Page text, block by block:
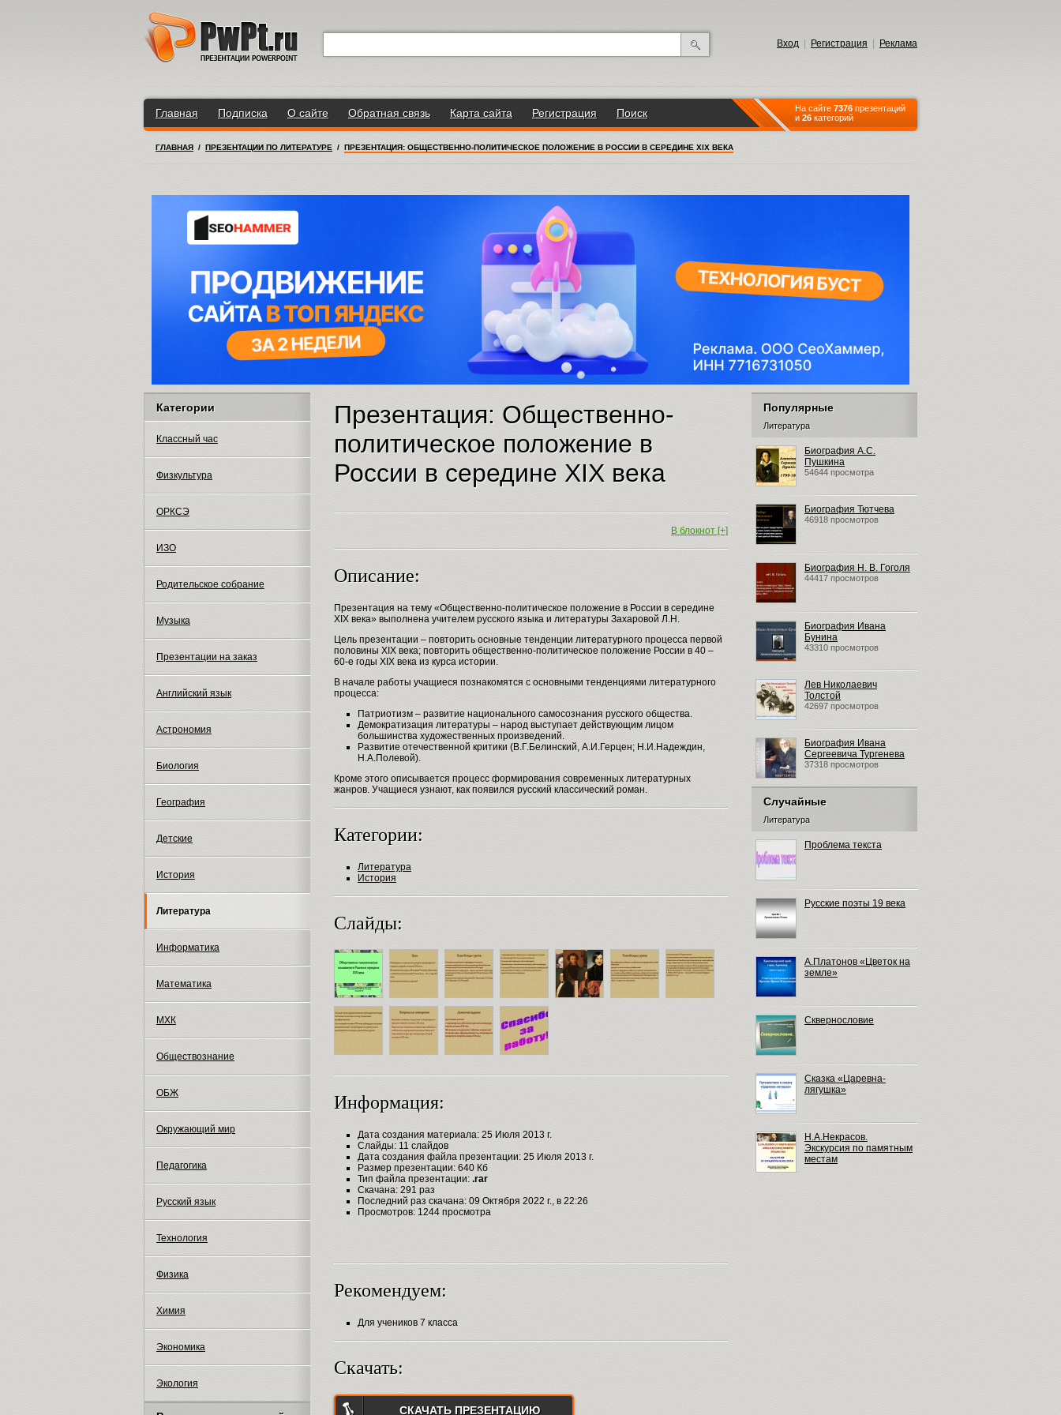
Вход Регистрация Реклама
Главная Подписка О сайте Обратная связь Карта сайта Регистрация Поиск На сайте 7376 презентаций
и 26 категорий
ГЛАВНАЯ / ПРЕЗЕНТАЦИИ ПО ЛИТЕРАТУРЕ / ПРЕЗЕНТАЦИЯ: ОБЩЕСТВЕННО-ПОЛИТИЧЕСКОЕ ПОЛОЖЕНИЕ В РОССИИ В СЕРЕДИНЕ XIX ВЕКА
Категории
Классный час
Физкультура
ОРКСЭ
ИЗО
Родительское собрание
Музыка
Презентации на заказ
Английский язык
Астрономия
Биология
География
Детские
История
Литература
Информатика
Математика
МХК
Обществознание
ОБЖ
Окружающий мир
Педагогика
Русский язык
Технология
Физика
Химия
Экономика
Экология
Презентация: Общественно-
политическое положение в
России в середине XIX века
В блокнот [+]
Описание:
Презентация на тему «Общественно-политическое положение в России в середине
XIX века» выполнена учителем русского языка и литературы Захаровой Л.Н.
Цель презентации – повторить основные тенденции литературного процесса первой
половины XIX века; повторить общественно-политическое положение России в 40 –
60-е годы XIX века из курса истории.
В начале работы учащиеся познакомятся с основными тенденциями литературного
процесса:
Патриотизм – развитие национального самосознания русского общества.
Демократизация литературы – народ выступает действующим лицом
большинства художественных произведений.
Развитие отечественной критики (В.Г.Белинский, А.И.Герцен; Н.И.Надеждин,
Н.А.Полевой).
Кроме этого описывается процесс формирования современных литературных
жанров. Учащиеся узнают, как появился русский классический роман.
Категории:
Литература
История
Слайды:
Информация:
Дата создания материала: 25 Июля 2013 г.
Слайды: 11 слайдов
Дата создания файла презентации: 25 Июля 2013 г.
Размер презентации: 640 Кб
Тип файла презентации: .rar
Скачана: 291 раз
Последний раз скачана: 09 Октября 2022 г., в 22:26
Просмотров: 1244 просмотра
Рекомендуем:
Для учеников 7 класса
Скачать:
СКАЧАТЬ ПРЕЗЕНТАЦИЮ
Популярные
Литература
Биография А.С.
Пушкина
54644 просмотра
Биография Тютчева
46918 просмотров
Биография Н. В. Гоголя
44417 просмотров
Биография Ивана
Бунина
43310 просмотров
Лев Николаевич
Толстой
42697 просмотров
Биография Ивана
Сергеевича Тургенева
37318 просмотров
Случайные
Литература
Проблема текста
Русские поэты 19 века
А.Платонов «Цветок на
земле»
Сквернословие
Сказка «Царевна-
лягушка»
Н.А.Некрасов.
Экскурсия по памятным
местам